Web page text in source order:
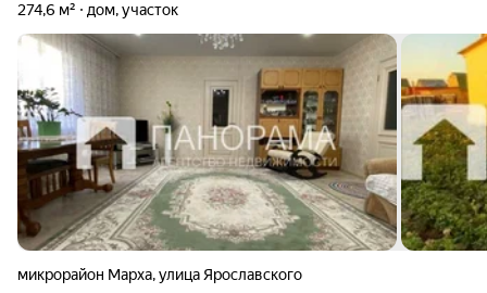
274,6 м² дом, участок
микрорайон Марха,улица Ярославского